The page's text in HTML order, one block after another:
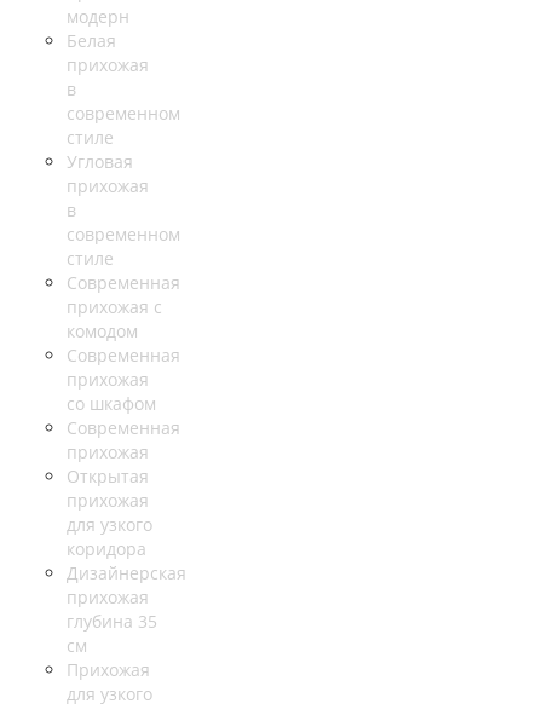
модерн
Белая
прихожая
в
современном
стиле
Угловая
прихожая
в
современном
стиле
Современная
прихожая с
комодом
Современная
прихожая
со шкафом
Современная
прихожая
Открытая
прихожая
для узкого
коридора
Дизайнерская
прихожая
глубина 35
см
Прихожая
для узкого